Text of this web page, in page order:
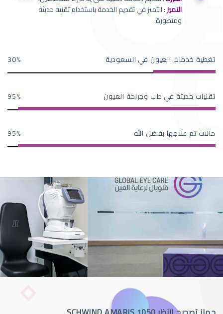
التميز: التميز في تقديم الخدمة باستخدام تقنية حديثة
ومتطورة.
تغطية خدمات العيون في السعودية 30
تقنيات حديثة في طب وجراحة العيون 95
حالات تم علاجها بفضل الله 95